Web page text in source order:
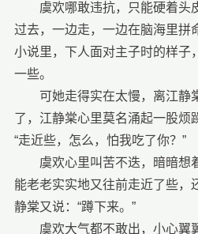
虞欢哪敢违抗，只能硬着头
过去，一边走，一边在脑海里拼
小说里，下人面对主子时的样子
一些。
可她走得实在太慢，离江静
了，江静棠心里莫名涌起一股烦
“走近些，怎么，怕我吃了你？”
虞欢心里叫苦不迭，暗暗想
能老老实实地又往前走近了些，
静棠又说：“蹲下来。”
虞欢大气都不敢出，小心翼